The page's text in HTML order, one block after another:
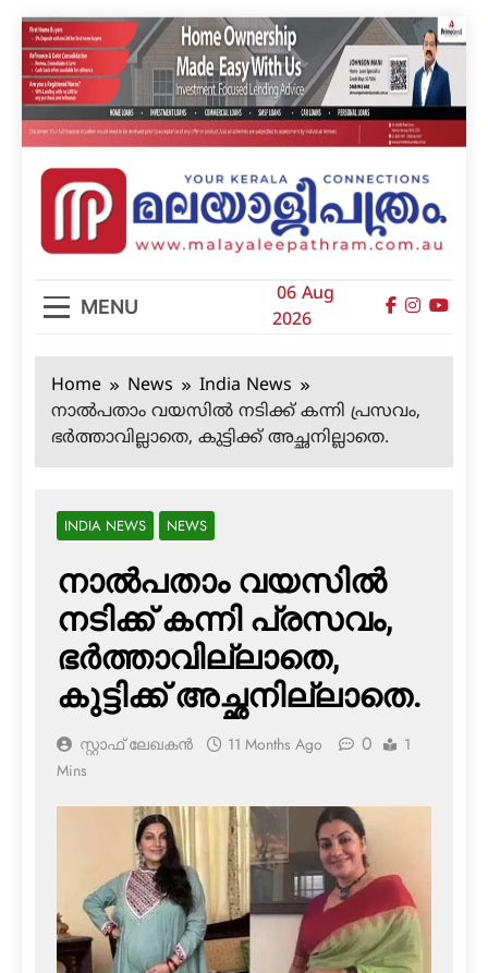
Skip
to
content
മലയാളിപത്രം
MENU
06 Aug
2026
Home News
India News
നാല്‍പതാം വയസില്‍ നടിക്ക് കന്നി പ്രസവം,
ഭര്‍ത്താവില്ലാതെ, കുട്ടിക്ക് അച്ഛനില്ലാതെ.
INDIA NEWS NEWS
നാല്‍പതാം വയസില്‍
നടിക്ക് കന്നി പ്രസവം,
ഭര്‍ത്താവില്ലാതെ,
കുട്ടിക്ക് അച്ഛനില്ലാതെ.
സ്റ്റാഫ് ലേഖകൻ 11 Months Ago 0
1
Mins